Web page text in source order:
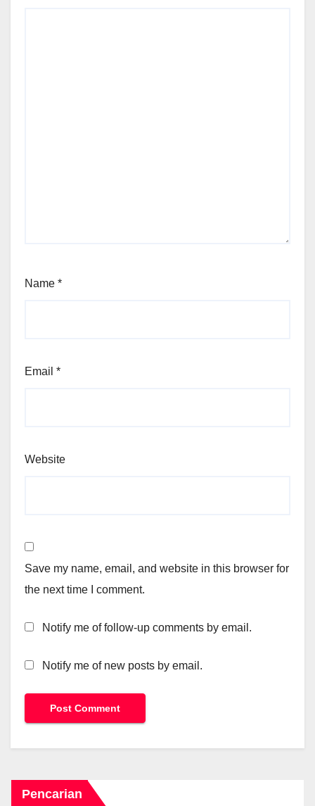
Name *
Email *
Website
Save my name, email, and website in this browser for
the next time I comment.
Notify me of follow-up comments by email.
Notify me of new posts by email.
Pencarian